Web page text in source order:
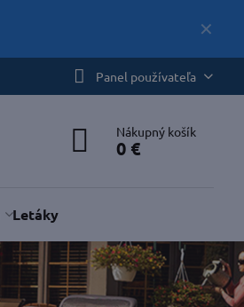
✕
Panel používateľa
Nákupný košík
0 €
Letáky